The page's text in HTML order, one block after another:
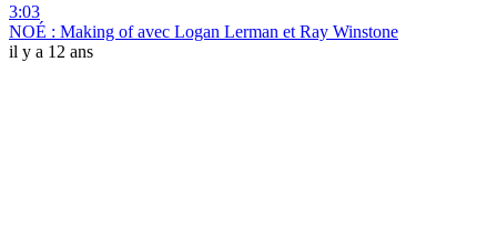
3:03
NOÉ : Making of avec Logan Lerman et Ray Winstone
il y a 12 ans